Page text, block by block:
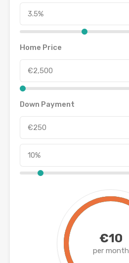
Home Price
Down Payment
€10
per month